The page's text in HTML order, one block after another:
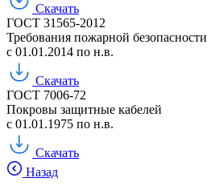
Скачать
ГОСТ 31565-2012
Требования пожарной безопасности
с 01.01.2014 по н.в.
Скачать
ГОСТ 7006-72
Покровы защитные кабелей
с 01.01.1975 по н.в.
Скачать
Назад